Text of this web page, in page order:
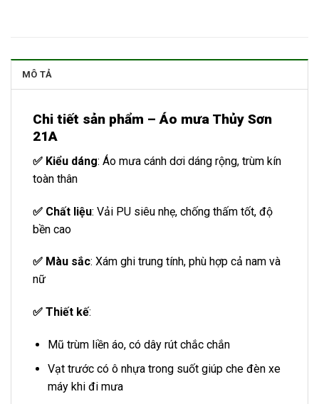
MÔ TẢ
Chi tiết sản phẩm – Áo mưa Thủy Sơn
21A
✅ Kiểu dáng: Áo mưa cánh dơi dáng rộng, trùm kín
toàn thân
✅ Chất liệu: Vải PU siêu nhẹ, chống thấm tốt, độ
bền cao
✅ Màu sắc: Xám ghi trung tính, phù hợp cả nam và
nữ
✅ Thiết kế:
Mũ trùm liền áo, có dây rút chắc chắn
Vạt trước có ô nhựa trong suốt giúp che đèn xe
máy khi đi mưa